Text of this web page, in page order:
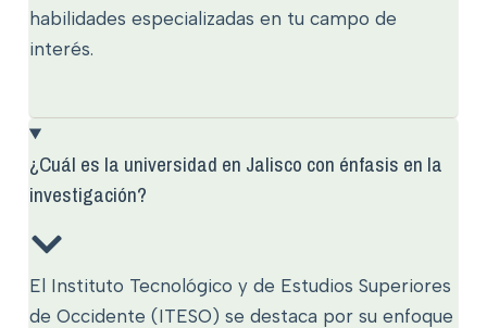
habilidades especializadas en tu campo de
interés.
¿Cuál es la universidad en Jalisco con énfasis en la
investigación?
El Instituto Tecnológico y de Estudios Superiores
de Occidente (ITESO) se destaca por su enfoque